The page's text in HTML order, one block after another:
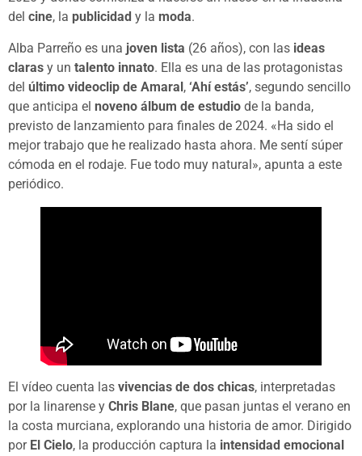
del cine, la publicidad y la moda.
Alba Parreño es una joven lista (26 años), con las ideas
claras y un talento innato. Ella es una de las protagonistas
del último videoclip de Amaral, ‘Ahí estás’, segundo sencillo
que anticipa el noveno álbum de estudio de la banda,
previsto de lanzamiento para finales de 2024. «Ha sido el
mejor trabajo que he realizado hasta ahora. Me sentí súper
cómoda en el rodaje. Fue todo muy natural», apunta a este
periódico.
El vídeo cuenta las vivencias de dos chicas, interpretadas
por la linarense y Chris Blane, que pasan juntas el verano en
la costa murciana, explorando una historia de amor. Dirigido
por El Cielo, la producción captura la intensidad emocional